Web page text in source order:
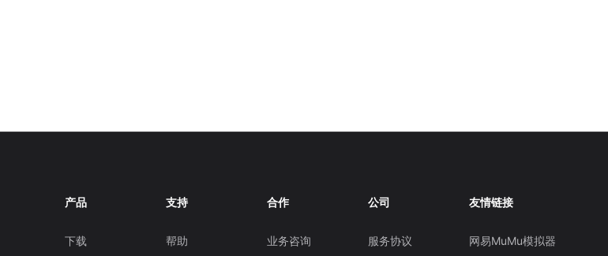
产品
下载
支持
帮助
合作
业务咨询
公司
服务协议
友情链接
网易MuMu模拟器